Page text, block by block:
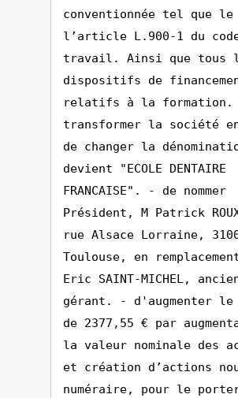
conventionnée tel que
l’article L.900-1 du
travail. Ainsi que tous
dispositifs de
relatifs à la formation.
transformer la société
de changer la
devient "ECOLE DENTAIRE
FRANCAISE". - de nommer
Président, M Patrick
rue Alsace Lorraine,
Toulouse, en
Eric SAINT-MICHEL,
gérant. - d'augmenter
de 2377,55 € par
la valeur nominale des
et création d’actions
numéraire, pour le